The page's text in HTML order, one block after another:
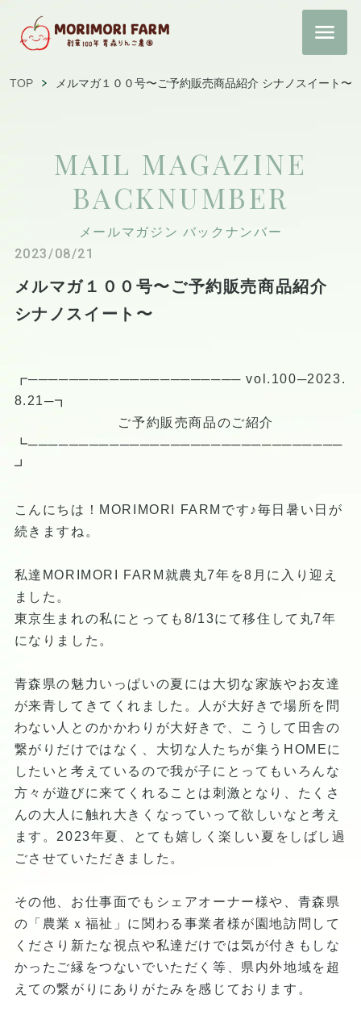
TOP メルマガ１００号〜ご予約販売商品紹介 シナノスイート〜
MAIL MAGAZINE
BACKNUMBER
メールマガジン バックナンバー
2023/08/21
メルマガ１００号〜ご予約販売商品紹介
シナノスイート〜
┏───────────────────── vol.100─2023.
8.21─┓
ご予約販売商品のご紹介
┗───────────────────────────────
┛
こんにちは！MORIMORI FARMです♪毎日暑い日が
続きますね。
私達MORIMORI FARM就農丸7年を8月に入り迎え
ました。
東京生まれの私にとっても8/13にて移住して丸7年
になりました。
青森県の魅力いっぱいの夏には大切な家族やお友達
が来青してきてくれました。人が大好きで場所を問
わない人とのかかわりが大好きで、こうして田舎の
繋がりだけではなく、大切な人たちが集うHOMEに
したいと考えているので我が子にとってもいろんな
方々が遊びに来てくれることは刺激となり、たくさ
んの大人に触れ大きくなっていって欲しいなと考え
ます。2023年夏、とても嬉しく楽しい夏をしばし過
ごさせていただきました。
その他、お仕事面でもシェアオーナー様や、青森県
の「農業ｘ福祉」に関わる事業者様が園地訪問して
くださり新たな視点や私達だけでは気が付きもしな
かったご縁をつないでいただく等、県内外地域を超
えての繋がりにありがたみを感じております。